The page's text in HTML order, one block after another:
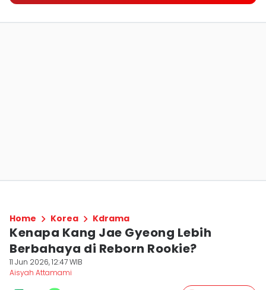
Home Korea Kdrama
Kenapa Kang Jae Gyeong Lebih
Berbahaya di Reborn Rookie?
11 Jun 2026, 12:47 WIB
Aisyah Attamami